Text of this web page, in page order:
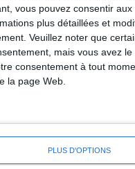
vous pouvez consentir
plus détaillées et
Veuillez noter que
mais vous avez
consentement à tout
la page Web.
PLUS D'OPTIONS
‹ Préc. 1
aux participant(e)s du
en cliquant ici.